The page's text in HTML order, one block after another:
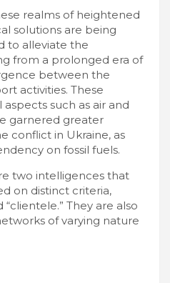
realms of heightened
solutions are being
to alleviate the
from a prolonged era of
between the
activities. These
such as air and
garnered greater
conflict in Ukraine, as
on fossil fuels.
two intelligences that
on distinct criteria,
They are also
of varying nature